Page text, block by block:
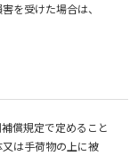
を受けた場合は、
償規定で定めること
は手荷物の上に被